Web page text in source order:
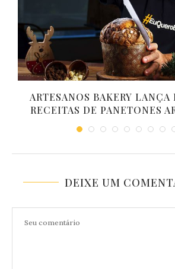
ARTESANOS BAKERY LANÇA
RECEITAS DE PANETONES
DEIXE UM